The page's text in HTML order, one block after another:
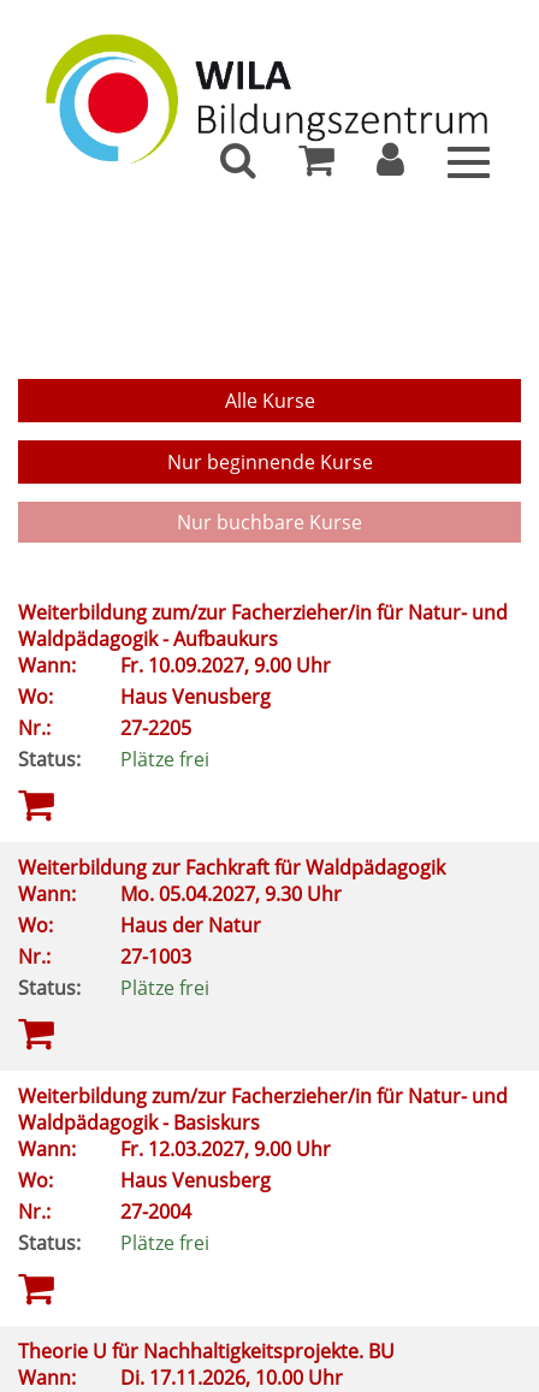
Toggle
Alle Kurse
Nur beginnende Kurse
Nur buchbare Kurse
Weiterbildung zum/zur Facherzieher/in für Natur- und
Waldpädagogik - Aufbaukurs
Wann:
Fr. 10.09.2027, 9.00 Uhr
Wo:
Haus Venusberg
Nr.:
27-2205
Status:
Plätze frei
Weiterbildung zur Fachkraft für Waldpädagogik
Wann:
Mo.05.04.2027, 9.30 Uhr
Wo:
Haus der Natur
Nr.:
27-1003
Status:
Plätze frei
Weiterbildung zum/zur Facherzieher/in für Natur- und
Waldpädagogik - Basiskurs
Wann:
Fr. 12.03.2027, 9.00 Uhr
Wo:
Haus Venusberg
Nr.:
27-2004
Status:
Plätze frei
Theorie U für Nachhaltigkeitsprojekte. BU
Wann:
Di. 17.11.2026, 10.00 Uhr